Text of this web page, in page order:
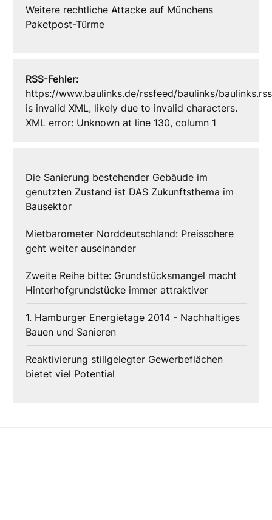
Weitere rechtliche Attacke auf Münchens
Paketpost-Türme
RSS-Fehler:
https://www.baulinks.de/rssfeed/baulinks/baulinks.rss
is invalid XML, likely due to invalid characters.
XML error: Unknown at line 130, column 1
Die Sanierung bestehender Gebäude im
genutzten Zustand ist DAS Zukunftsthema im
Bausektor
Mietbarometer Norddeutschland: Preisschere
geht weiter auseinander
Zweite Reihe bitte: Grundstücksmangel macht
Hinterhofgrundstücke immer attraktiver
1. Hamburger Energietage 2014 - Nachhaltiges
Bauen und Sanieren
Reaktivierung stillgelegter Gewerbeflächen
bietet viel Potential